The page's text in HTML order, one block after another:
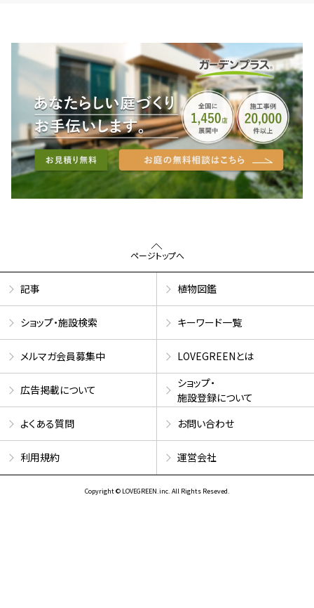
ページトップへ
記事 植物図鑑
ショップ・施設検索 キーワード一覧
メルマガ会員募集中 LOVEGREENとは
広告掲載について
ショップ・
施設登録について
よくある質問
お問い合わせ
利用規約 運営会社
Copyright © LOVEGREEN.inc. All Rights Reseved.